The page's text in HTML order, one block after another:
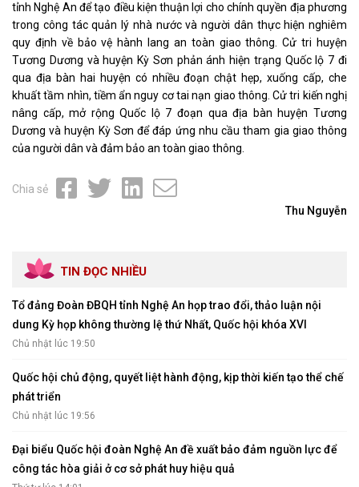
tỉnh Nghệ An để tạo điều kiện thuận lợi cho chính quyền địa phương
trong công tác quản lý nhà nước và người dân thực hiện nghiêm
quy định về bảo vệ hành lang an toàn giao thông. Cử tri huyện
Tương Dương và huyện Kỳ Sơn phản ánh hiện trạng Quốc lộ 7 đi
qua địa bàn hai huyện có nhiều đoạn chật hẹp, xuống cấp, che
khuất tầm nhìn, tiềm ẩn nguy cơ tai nạn giao thông. Cử tri kiến nghị
nâng cấp, mở rộng Quốc lộ 7 đoạn qua địa bàn huyện Tương
Dương và huyện Kỳ Sơn để đáp ứng nhu cầu tham gia giao thông
của người dân và đảm bảo an toàn giao thông.
Chia sẻ
Thu Nguyễn
TIN ĐỌC NHIỀU
Tổ đảng Đoàn ĐBQH tỉnh Nghệ An họp trao đổi, thảo luận nội
dung Kỳ họp không thường lệ thứ Nhất, Quốc hội khóa XVI
Chủ nhật lúc 19:50
Quốc hội chủ động, quyết liệt hành động, kịp thời kiến tạo thể chế
phát triển
Chủ nhật lúc 19:56
Đại biểu Quốc hội đoàn Nghệ An đề xuất bảo đảm nguồn lực để
công tác hòa giải ở cơ sở phát huy hiệu quả